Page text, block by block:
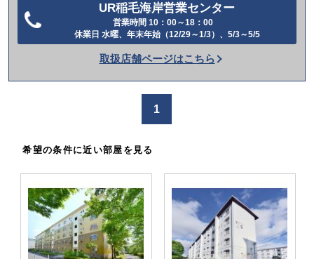
UR稲毛海岸営業センター
営業時間 10：00～18：00
休業日 水曜、年末年始（12/29～1/3）、5/3～5/5
話
か
取扱店舗ページはこちら
1
希望の条件に近い部屋を見る